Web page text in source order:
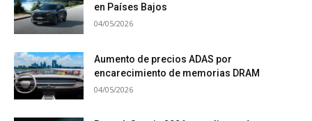
en Países Bajos
04/05/2026
Aumento de precios ADAS por
encarecimiento de memorias DRAM
04/05/2026